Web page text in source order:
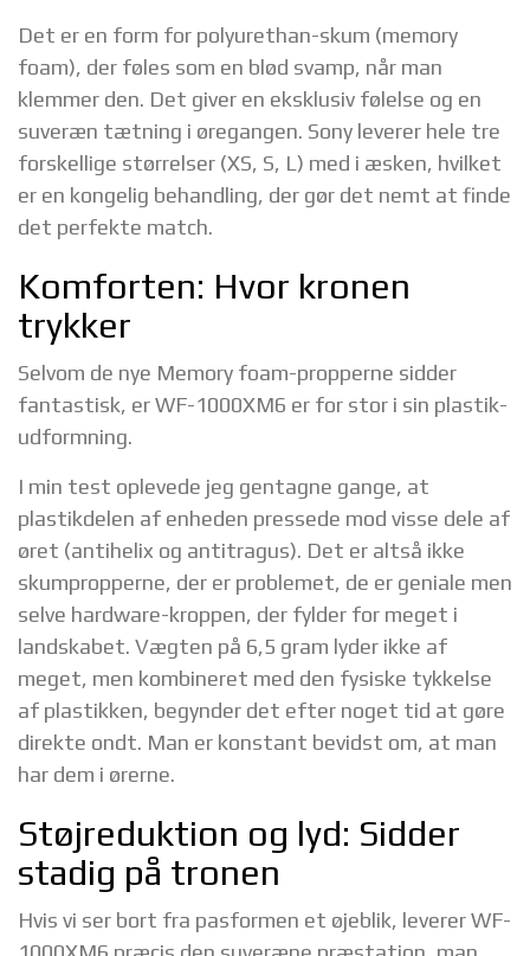
Det er en form for polyurethan-skum (memory
foam), der føles som en blød svamp, når man
klemmer den. Det giver en eksklusiv følelse og en
suveræn tætning i øregangen. Sony leverer hele tre
forskellige størrelser (XS, S, L) med i æsken, hvilket
er en kongelig behandling, der gør det nemt at finde
det perfekte match.
Komforten: Hvor kronen
trykker
Selvom de nye Memory foam-propperne sidder
fantastisk, er WF-1000XM6 er for stor i sin plastik-
udformning.
I min test oplevede jeg gentagne gange, at
plastikdelen af enheden pressede mod visse dele af
øret (antihelix og antitragus). Det er altså ikke
skumpropperne, der er problemet, de er geniale men
selve hardware-kroppen, der fylder for meget i
landskabet. Vægten på 6,5 gram lyder ikke af
meget, men kombineret med den fysiske tykkelse
af plastikken, begynder det efter noget tid at gøre
direkte ondt. Man er konstant bevidst om, at man
har dem i ørerne.
Støjreduktion og lyd: Sidder
stadig på tronen
Hvis vi ser bort fra pasformen et øjeblik, leverer WF-